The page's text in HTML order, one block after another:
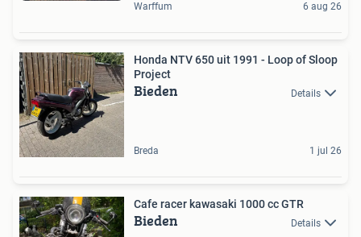
Warffum 6 aug 26
Honda NTV 650 uit 1991 - Loop of Sloop
Project
Bieden Details
Breda 1 jul 26
Cafe racer kawasaki 1000 cc GTR
Bieden Details